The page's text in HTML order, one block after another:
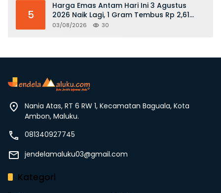
5
Harga Emas Antam Hari Ini 3 Agustus
2026 Naik Lagi, 1 Gram Tembus Rp 2,61
Juta
03/08/2026 30
Nania Atas, RT 6 RW 1, Kecamatan Baguala, Kota
Ambon, Maluku.
081340927745
jendelamaluku03@gmail.com
Kategori